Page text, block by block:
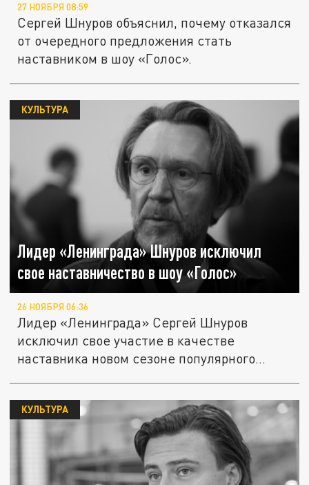
27 НОЯБРЯ 08:59
Сергей Шнуров объяснил, почему отказался
от очередного предложения стать
наставником в шоу «Голос».
Лидер «Ленинграда» Шнуров исключил
свое наставничество в шоу «Голос»
КУЛЬТУРА
26 НОЯБРЯ 06:36
Лидер «Ленинграда» Сергей Шнуров
исключил свое участие в качестве
наставника новом сезоне популярного
КУЛЬТУРА